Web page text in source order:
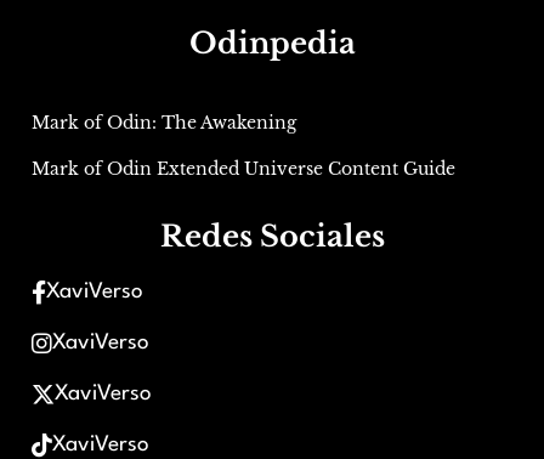
Odinpedia
Mark of Odin: The Awakening
Mark of Odin Extended Universe Content Guide
Redes Sociales
XaviVerso
XaviVerso
XaviVerso
XaviVerso